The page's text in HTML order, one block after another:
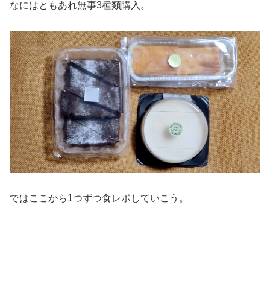
なにはともあれ無事3種類購入。
ではここから1つずつ食レポしていこう。